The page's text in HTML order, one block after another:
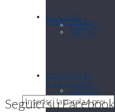
ACCEDI
CONTATTI
CONTATTI
VIDEO
ASSOCIATI
FOTO
VIDEO
Seguici su Facebook